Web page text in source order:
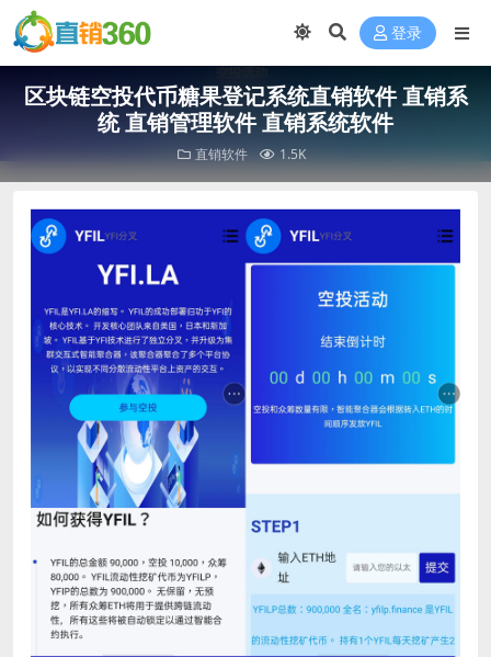
登录
区块链空投代币糖果登记系统直销软件 直销系
统 直销管理软件 直销系统软件
直销软件 1.5K